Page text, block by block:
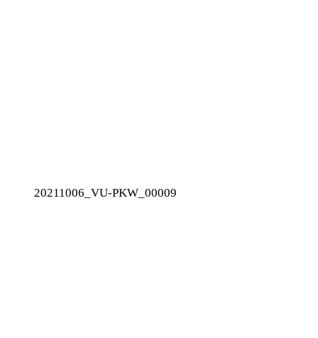
20211006_VU-PKW_00009